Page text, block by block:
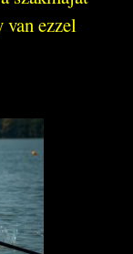
van ezzel